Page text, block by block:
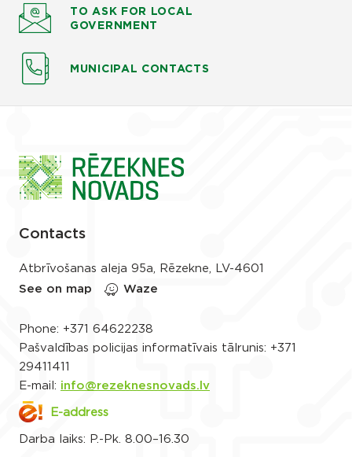
TO ASK FOR LOCAL
GOVERNMENT
MUNICIPAL CONTACTS
Contacts
Atbrīvošanas aleja 95a, Rēzekne, LV-4601
See on map
Waze
Phone: +371 64622238
Pašvaldības policijas informatīvais tālrunis: +371
29411411
E-mail: info@rezeknesnovads.lv
E-address
Darba laiks: P.-Pk. 8.00–16.30